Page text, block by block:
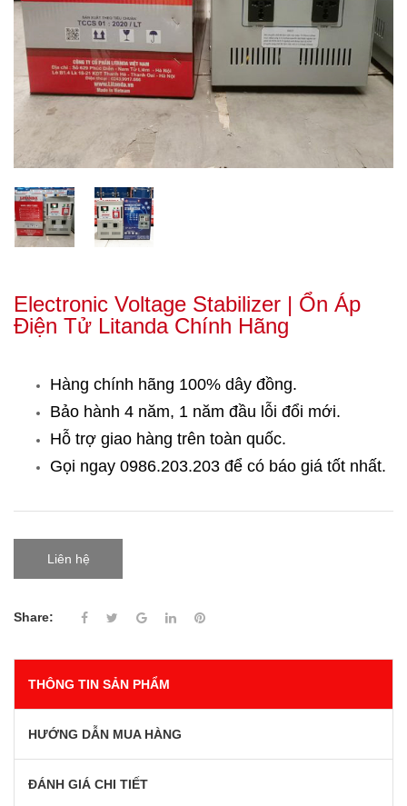
Electronic Voltage Stabilizer | Ổn Áp
Điện Tử Litanda Chính Hãng
Hàng chính hãng 100% dây đồng.
Bảo hành 4 năm, 1 năm đầu lỗi đổi mới.
Hỗ trợ giao hàng trên toàn quốc.
Gọi ngay 0986.203.203 để có báo giá tốt nhất.
Liên hệ
Share:
THÔNG TIN SẢN PHẨM
HƯỚNG DẪN MUA HÀNG
ĐÁNH GIÁ CHI TIẾT